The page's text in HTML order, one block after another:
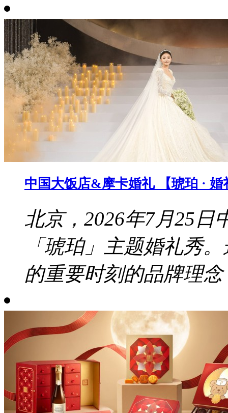
中国大饭店&摩卡婚礼 【琥珀 ·
北京，2026年7月25日
「琥珀」主题婚礼秀
的重要时刻的品牌理念